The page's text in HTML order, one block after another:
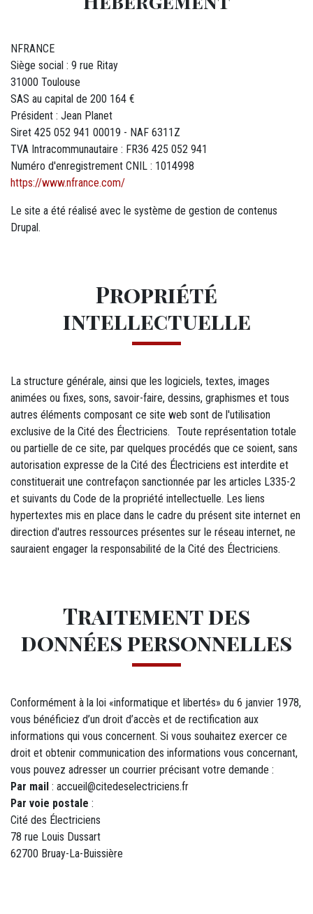
NFRANCE
Siège social : 9 rue Ritay
31000 Toulouse
SAS au capital de 200 164 €
Président : Jean Planet
Siret 425 052 941 00019 - NAF 6311Z
TVA Intracommunautaire : FR36 425 052 941
Numéro d'enregistrement CNIL : 1014998
https://www.nfrance.com/
Le site a été réalisé avec le système de gestion de contenus
Drupal.
Propriété
intellectuelle
La structure générale, ainsi que les logiciels, textes, images
animées ou fixes, sons, savoir-faire, dessins, graphismes et tous
autres éléments composant ce site web sont de l'utilisation
exclusive de la Cité des Électriciens. Toute représentation totale
ou partielle de ce site, par quelques procédés que ce soient, sans
autorisation expresse de la Cité des Électriciens est interdite et
constituerait une contrefaçon sanctionnée par les articles L335-2
et suivants du Code de la propriété intellectuelle. Les liens
hypertextes mis en place dans le cadre du présent site internet en
direction d'autres ressources présentes sur le réseau internet, ne
sauraient engager la responsabilité de la Cité des Électriciens.
Traitement des
données personnelles
Conformément à la loi «informatique et libertés» du 6 janvier 1978,
vous bénéficiez d’un droit d’accès et de rectification aux
informations qui vous concernent. Si vous souhaitez exercer ce
droit et obtenir communication des informations vous concernant,
vous pouvez adresser un courrier précisant votre demande :
Par mail : accueil@citedeselectriciens.fr
Par voie postale :
Cité des Électriciens
78 rue Louis Dussart
62700 Bruay-La-Buissière